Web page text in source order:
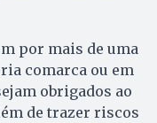
por mais de uma
comarca ou em
obrigados ao
de trazer riscos